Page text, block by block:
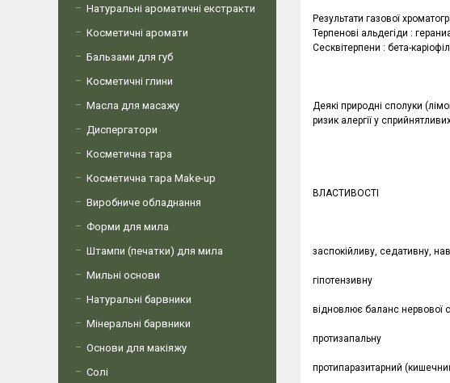
Результати газової
Терпенові альдегіди :
Сесквітерпени : бета-
Деякі природні сполуки
ризик алергії у
ВЛАСТИВОСТІ
заспокійливу, седативну,
гіпотензивну
відновлює баланс нервової
протизапальну
протипаразитарний
Натуральні ароматичні екстракти
Косметичні аромати
Бальзами для губ
Косметичні глини
Масла для масажу
Диспергатори
Косметична тара
Косметична тара Make-up
Виробниче обладнання
Форми для мила
Штампи (печатки) для мила
Мильні основи
Натуральні барвники
Мінеральні барвники
Основи для макіяжу
Солі